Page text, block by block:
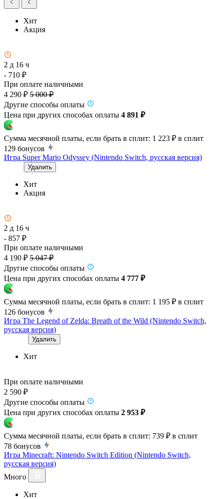
Хит
Акция
2 д 16 ч
- 710 ₽
При оплате наличными
4 290 ₽ 5 000 ₽
Другие способы оплаты
Цена при других способах оплаты 4 891 ₽
Сумма месячной платы, если брать в сплит: 1 223 ₽ в сплит
129 бонусов
Игра Super Mario Odyssey (Nintendo Switch, русская версия)
Удалить
Хит
Акция
2 д 16 ч
- 857 ₽
При оплате наличными
4 190 ₽ 5 047 ₽
Другие способы оплаты
Цена при других способах оплаты 4 777 ₽
Сумма месячной платы, если брать в сплит: 1 195 ₽ в сплит
126 бонусов
Игра The Legend of Zelda: Breath of the Wild (Nintendo Switch,
русская версия)
Удалить
Хит
При оплате наличными
2 590 ₽
Другие способы оплаты
Цена при других способах оплаты 2 953 ₽
Сумма месячной платы, если брать в сплит: 739 ₽ в сплит
78 бонусов
Игра Minecraft: Nintendo Switch Edition (Nintendo Switch,
русская версия)
Много
Хит